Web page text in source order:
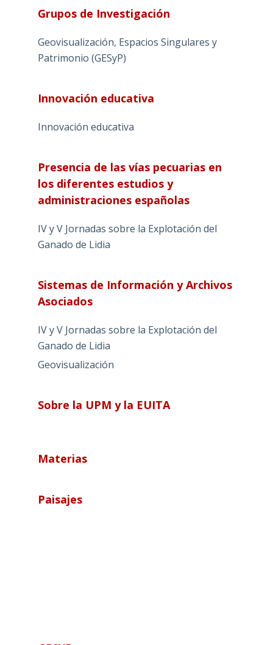
Grupos de Investigación
Geovisualización, Espacios Singulares y
Patrimonio (GESyP)
Innovación educativa
Innovación educativa
Presencia de las vías pecuarias en
los diferentes estudios y
administraciones españolas
IV y V Jornadas sobre la Explotación del
Ganado de Lidia
Sistemas de Información y Archivos
Asociados
IV y V Jornadas sobre la Explotación del
Ganado de Lidia
Geovisualización
Sobre la UPM y la EUITA
Materias
Paisajes